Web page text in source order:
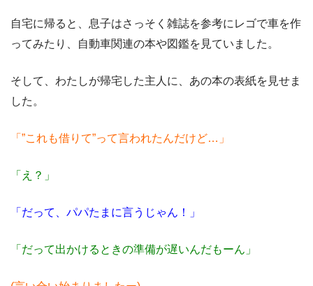
自宅に帰ると、息子はさっそく雑誌を参考にレゴで車を作
ってみたり、自動車関連の本や図鑑を見ていました。
そして、わたしが帰宅した主人に、あの本の表紙を見せま
した。
「”これも借りて”って言われたんだけど…」
「え？」
「だって、パパたまに言うじゃん！」
「だって出かけるときの準備が遅いんだもーん」